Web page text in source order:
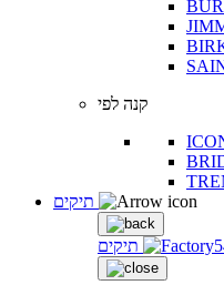
קנה לפי
תיקים